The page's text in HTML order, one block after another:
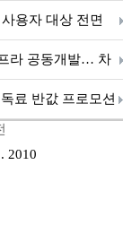
용자 대상 전면
라 공동개발… 차
료 반값 프로모션
2010